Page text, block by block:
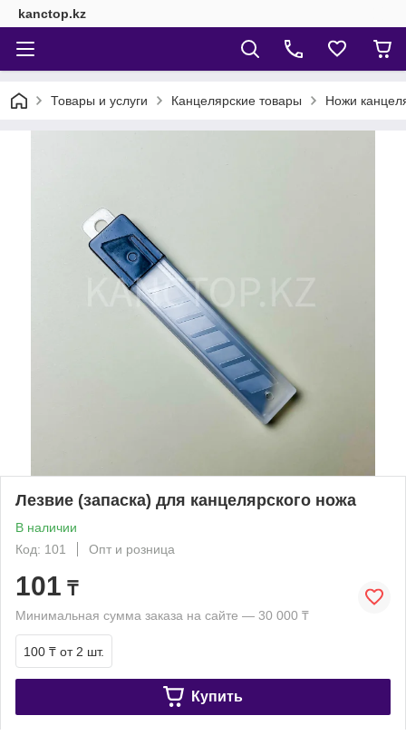
kanctop.kz
Товары и услуги Канцелярские товары Ножи
Лезвие (запаска) для канцелярского ножа
В наличии
Код: 101
Опт и розница
101 ₸
Минимальная сумма заказа на сайте — 30 000 ₸
100 ₸ от 2 шт.
Купить